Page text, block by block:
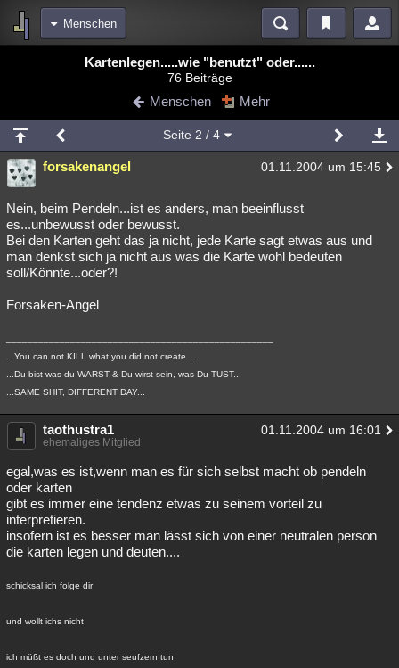
Menschen
Blogs
Chat Wiki Neuigkeiten
meine Rubriken
Menschen Wissenschaft Mystery Kriminalfälle
Spiritualität Verschwörungen Technologie Ufologie
Natur Umfragen Unterhaltung
weitere Rubriken
Übersichten
Besucht Teilgenommen Alle Neue Geschlossen
Lesenswert
Kartenlegen.....wie "benutzt" oder......
76 Beiträge
Menschen Mehr
Seite 2 / 4
forsakenangel 01.11.2004 um 15:45
Nein, beim Pendeln...ist es anders, man beeinflusst
es...unbewusst oder bewusst.
Bei den Karten geht das ja nicht, jede Karte sagt etwas aus und
man denkst sich ja nicht aus was die Karte wohl bedeuten
soll/Könnte...oder?!
Forsaken-Angel
...You can not KILL what you did not create...
...Du bist was du WARST & Du wirst sein, was Du TUST...
...SAME SHIT, DIFFERENT DAY...
taothustra1 01.11.2004 um 16:01
ehemaliges Mitglied
egal,was es ist,wenn man es für sich selbst macht ob pendeln
oder karten
gibt es immer eine tendenz etwas zu seinem vorteil zu
interpretieren.
insofern ist es besser man lässt sich von einer neutralen person
die karten legen und deuten....
schicksal ich folge dir
und wollt ichs nicht
ich müßt es doch und unter seufzern tun